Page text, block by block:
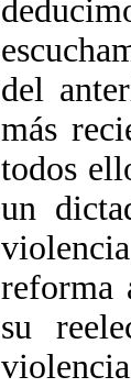
del
más
todos
un
reforma
su